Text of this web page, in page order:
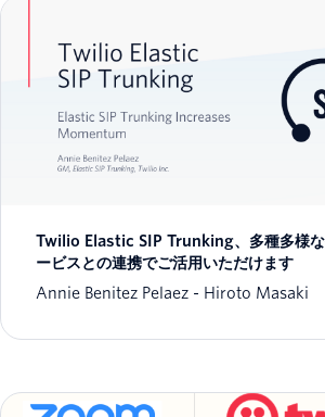
Twilio Elastic SIP Trunking、多種多様
ービスとの連携でご活用いただけます
Annie Benitez Pelaez
Hiroto Masaki